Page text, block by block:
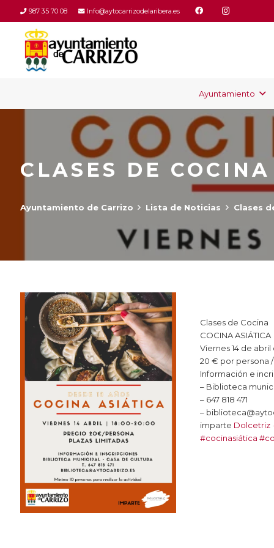
987 35 70 08 Info@aytocarrizodelaribera.es
Ayuntamiento
CLASES DE
Ayuntamiento de Carrizo Lista de Noticias Clases
Clases de Cocina
COCINA ASIÁTICA
Viernes 14 de
20 € por persona
Información e
– Biblioteca
– 647 818 471
–
imparte Dolcetriz
#cocinasiática